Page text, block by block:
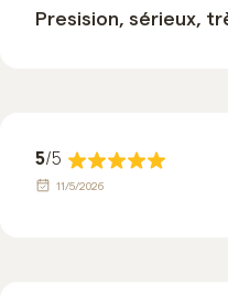
Presision, sérieux,
5/5
11/5/2026